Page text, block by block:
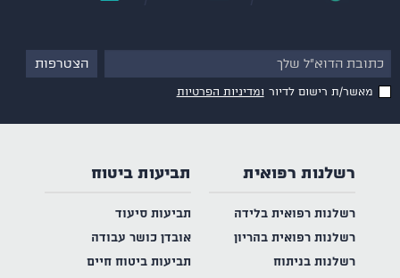
מאשר/ת רישום לדיור ומדיניות הפרטיות
רשלנות רפואית
רשלנות רפואית בלידה
רשלנות רפואית בהריון
רשלנות בניתוח
תביעות ביטוח
תביעות סיעוד
אובדן כושר עבודה
תביעות ביטוח חיים